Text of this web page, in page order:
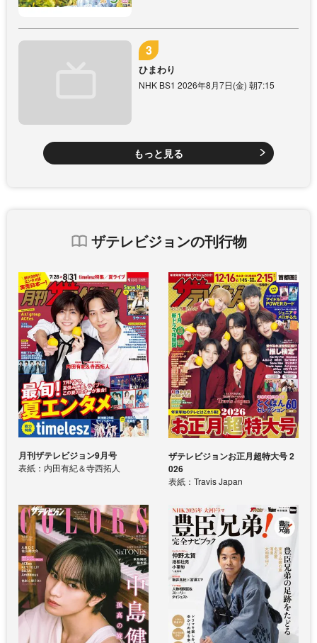
ひまわり
NHK BS1 2026年8月7日(金) 朝7:15
もっと見る
ザテレビジョンの刊行物
月刊ザテレビジョン9月号
表紙：内田有紀＆寺西拓人
ザテレビジョンお正月超特大号 2
026
表紙：Travis Japan